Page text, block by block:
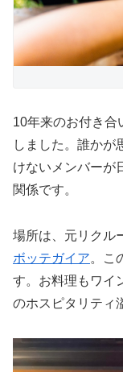
10年来のお付き合
しました。誰かが
けないメンバーが
関係です。
場所は、元リクル
ボッテガイア。こ
す。お料理もワイ
のホスピタリティ